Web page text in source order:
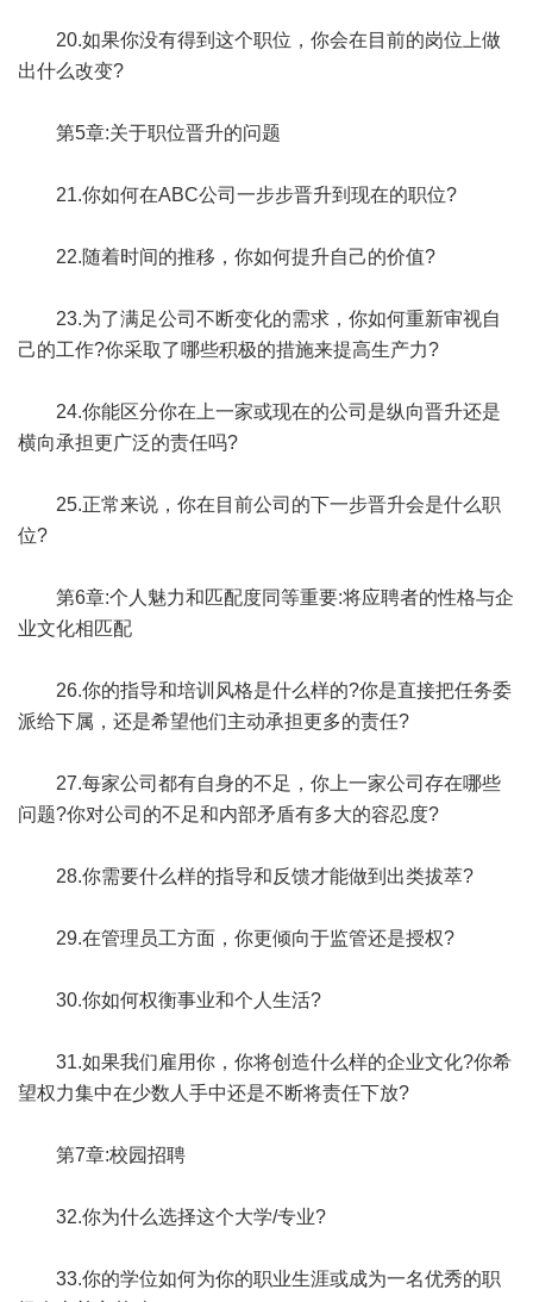
20.如果你没有得到这个职位，你会在目前的岗位上做
出什么改变?
第5章:关于职位晋升的问题
21.你如何在ABC公司一步步晋升到现在的职位?
22.随着时间的推移，你如何提升自己的价值?
23.为了满足公司不断变化的需求，你如何重新审视自
己的工作?你采取了哪些积极的措施来提高生产力?
24.你能区分你在上一家或现在的公司是纵向晋升还是
横向承担更广泛的责任吗?
25.正常来说，你在目前公司的下一步晋升会是什么职
位?
第6章:个人魅力和匹配度同等重要:将应聘者的性格与企
业文化相匹配
26.你的指导和培训风格是什么样的?你是直接把任务委
派给下属，还是希望他们主动承担更多的责任?
27.每家公司都有自身的不足，你上一家公司存在哪些
问题?你对公司的不足和内部矛盾有多大的容忍度?
28.你需要什么样的指导和反馈才能做到出类拔萃?
29.在管理员工方面，你更倾向于监管还是授权?
30.你如何权衡事业和个人生活?
31.如果我们雇用你，你将创造什么样的企业文化?你希
望权力集中在少数人手中还是不断将责任下放?
第7章:校园招聘
32.你为什么选择这个大学/专业?
33.你的学位如何为你的职业生涯或成为一名优秀的职